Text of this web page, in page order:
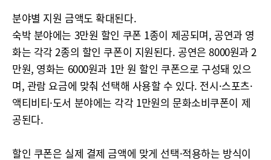
분야별 지원 금액도 확대된다.
숙박 분야에는 3만원 할인 쿠폰 1종이 제공되며, 공연과 영
화는 각각 2종의 할인 쿠폰이 지원된다. 공연은 8000원과 2
만원, 영화는 6000원과 1만 원 할인 쿠폰으로 구성돼 있으
며, 관람 요금에 맞춰 선택해 사용할 수 있다. 전시·스포츠·
액티비티·도서 분야에는 각각 1만원의 문화소비쿠폰이 제
공된다.
할인 쿠폰은 실제 결제 금액에 맞게 선택·적용하는 방식이